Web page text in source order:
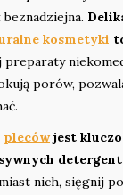
kosmetyki
preparaty
porów,
plecówjest
nich, sięgnij